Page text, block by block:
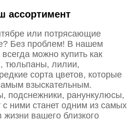
ассортимент
или потрясающие
Без проблем! В нашем
можно купить как
тюльпаны, лилии,
сорта цветов, которые
взыскательным.
подснежники, ранункулюсы,
ними станет одним из самых
вашего близкого